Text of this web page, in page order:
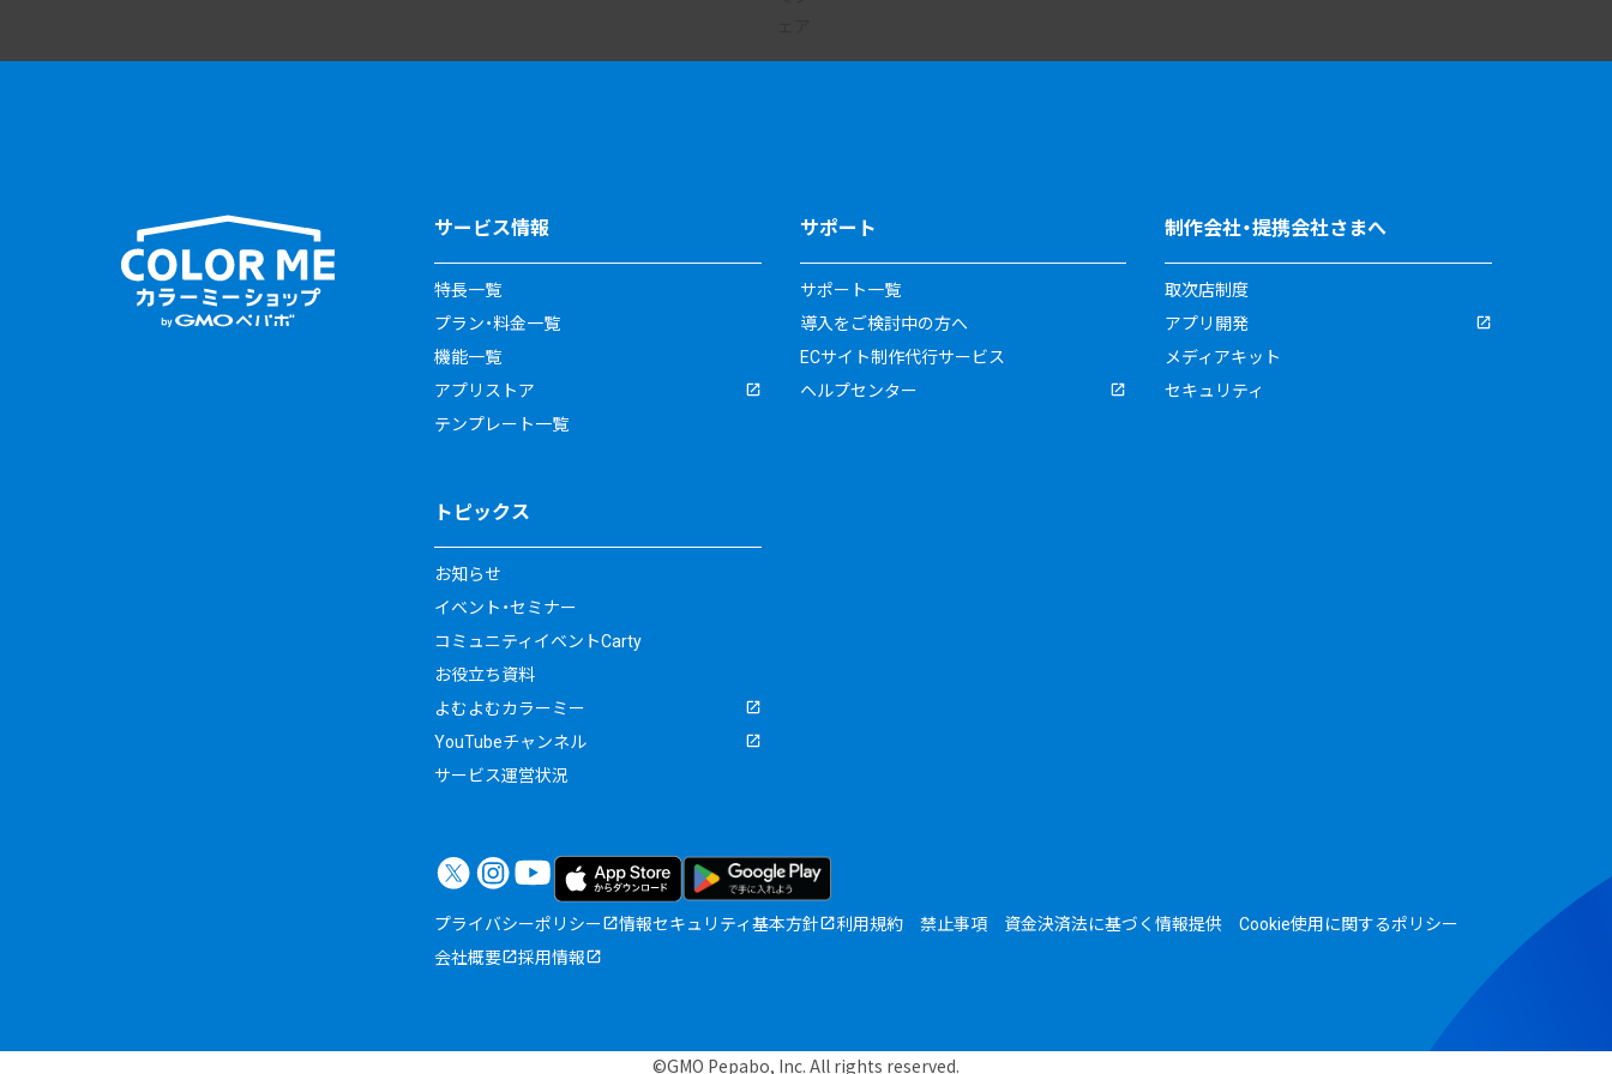
サービス情報
特長一覧
プラン・料金一覧
機能一覧
アプリストア
テンプレート一覧
サポート
サポート一覧
導入をご検討中の方へ
ECサイト制作代行サービス
ヘルプセンター
制作会社・提携会社さまへ
取次店制度
アプリ開発
メディアキット
セキュリティ
トピックス
お知らせ
イベント・セミナー
コミュニティイベントCarty
お役立ち資料
よむよむカラーミー
YouTubeチャンネル
サービス運営状況
プライバシーポリシー 情報セキュリティ基本方針 利用規約 禁止事項 資金決済法に基づく情報提供
Cookie使用に関するポリシー
会社概要
採用情報
©GMO Pepabo, Inc. All rights reserved.